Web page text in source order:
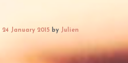
24 January 2015 by Julien